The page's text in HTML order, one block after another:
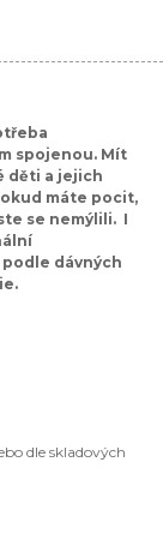
spojenou. Mít
děti a jejich
máte pocit,
se nemýlili. I
dávných
dle skladových